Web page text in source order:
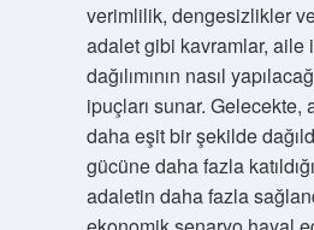
verimlilik, dengesizlikler
adalet gibi kavramlar, aile
dağılımının nasıl
ipuçları sunar. Gelecekte,
daha eşit bir şekilde
gücüne daha fazla
adaletin daha fazla